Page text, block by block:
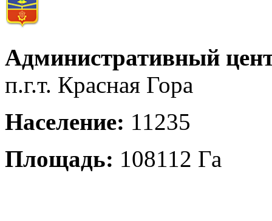
Административный
п.г.т. Красная Гора
Население: 11235
Площадь: 108112 Га